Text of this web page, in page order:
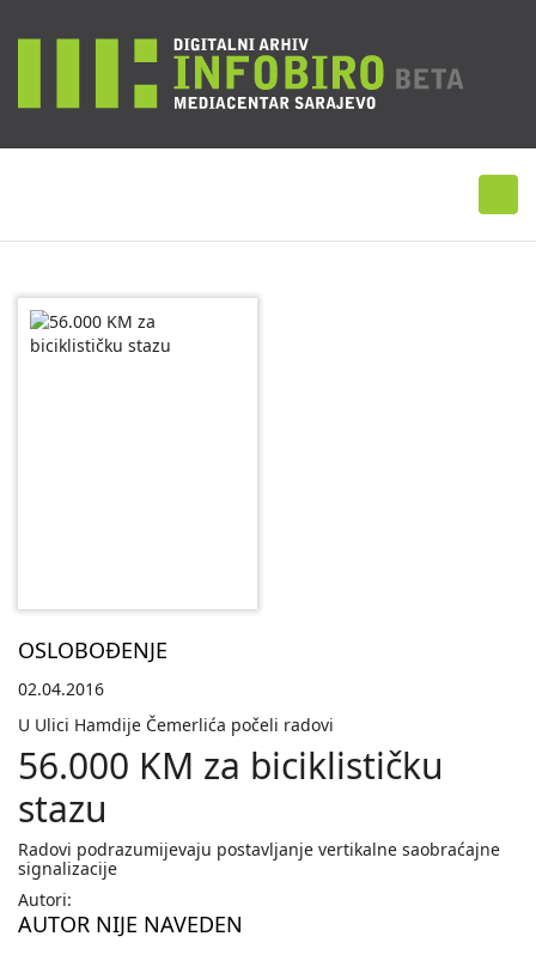
OSLOBOĐENJE
02.04.2016
U Ulici Hamdije Čemerlića počeli radovi
56.000 KM za biciklističku
stazu
Radovi podrazumijevaju postavljanje vertikalne saobraćajne
signalizacije
Autori:
AUTOR NIJE NAVEDEN